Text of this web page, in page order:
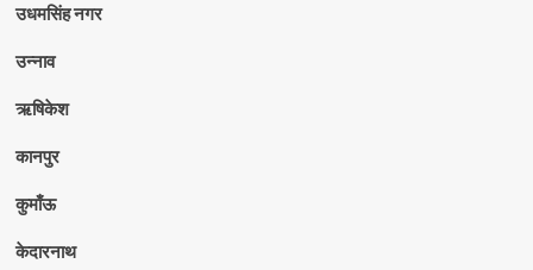
उधमसिंह नगर
उन्नाव
ऋषिकेश
कानपुर
कुमाँऊ
केदारनाथ